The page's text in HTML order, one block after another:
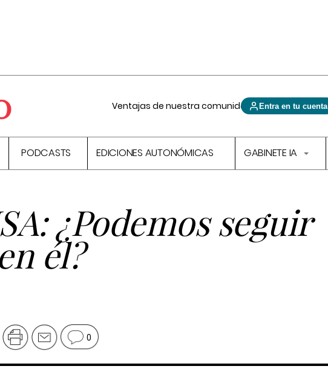
Ventajas de nuestra comunidad Entra en tu cuenta
PODCASTS EDICIONES AUTONÓMICAS GABINETE IA
¿Podemos seguir
él?
0